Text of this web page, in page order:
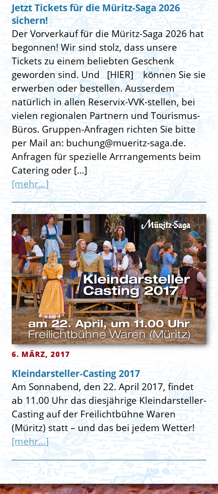
Jetzt Tickets für die Müritz-Saga 2026
sichern!
Der Vorverkauf für die Müritz-Saga 2026 hat
begonnen! Wir sind stolz, dass unsere
Tickets zu einem beliebten Geschenk
geworden sind. Und [HIER] können Sie sie
erwerben oder bestellen. Ausserdem
natürlich in allen Reservix-VVK-stellen, bei
vielen regionalen Partnern und Tourismus-
Büros. Gruppen-Anfragen richten Sie bitte
per Mail an: buchung@mueritz-saga.de.
Anfragen für spezielle Arrrangements beim
Catering oder […]
[mehr...]
6. MÄRZ, 2017
Kleindarsteller-Casting 2017
Am Sonnabend, den 22. April 2017, findet
ab 11.00 Uhr das diesjährige Kleindarsteller-
Casting auf der Freilichtbühne Waren
(Müritz) statt – und das bei jedem Wetter!
[mehr...]